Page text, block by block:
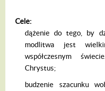
Cele:
dążenie do tego, by
modlitwa jest
współczesnym
Chrystus;
budzenie szacunku